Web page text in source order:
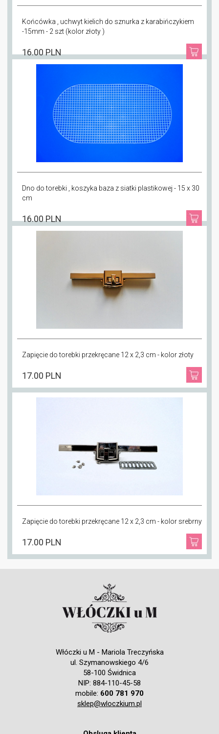
Końcówka , uchwyt kielich do sznurka z karabińczykiem
-15mm - 2 szt (kolor złoty )
16.00 PLN
Dno do torebki , koszyka baza z siatki plastikowej - 15 x 30
cm
16.00 PLN
Zapięcie do torebki przekręcane 12 x 2,3 cm - kolor złoty
17.00 PLN
Zapięcie do torebki przekręcane 12 x 2,3 cm - kolor srebrny
17.00 PLN
Włóczki u M - Mariola Treczyńska
ul. Szymanowskiego 4/6
58-100 Świdnica
NIP: 884-110-45-58
mobile: 600 781 970
sklep@wloczkium.pl